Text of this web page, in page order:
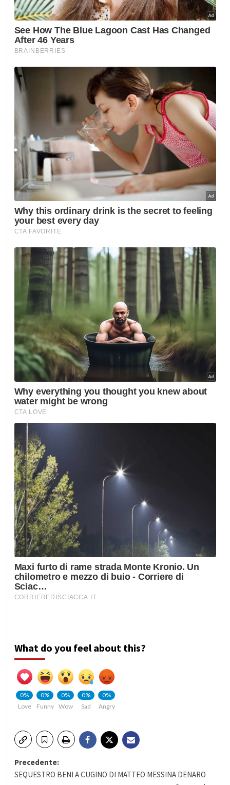
What do you feel about this?
0%
Love
0%
Funny
0%
Wow
0%
Sad
0%
Angry
Navigazione
Precedente:
SEQUESTRO BENI A CUGINO DI MATTEO MESSINA DENARO